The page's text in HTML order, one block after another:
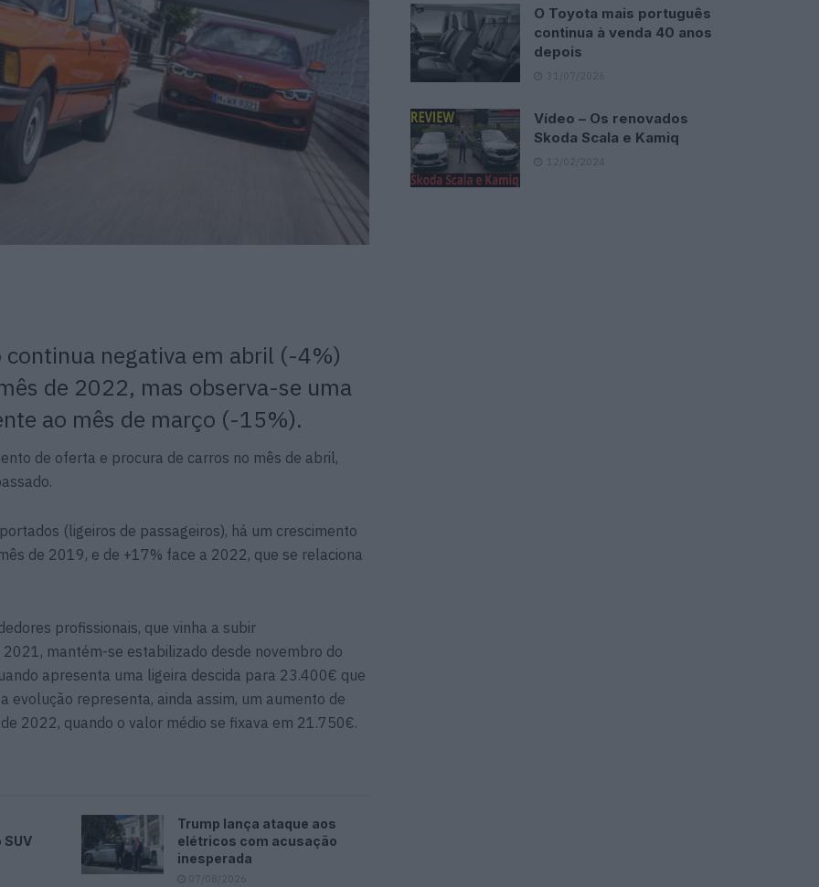
continua negativa em abril (-4%)
de 2022, mas observa-se uma
ao mês de março (-15%).
de oferta e procura de carros no mês de abril,
(ligeiros de passageiros), há um crescimento
de 2019, e de +17% face a 2022, que se relaciona
profissionais, que vinha a subir
mantém-se estabilizado desde novembro do
apresenta uma ligeira descida para 23.400€ que
evolução representa, ainda assim, um aumento de
2022, quando o valor médio se fixava em 21.750€.
Trump lança ataque aos
elétricos com acusação
inesperada
07/08/2026
O Toyota mais português
continua à venda 40 anos
depois
31/07/2026
Vídeo – Os renovados
Skoda Scala e Kamiq
12/02/2024